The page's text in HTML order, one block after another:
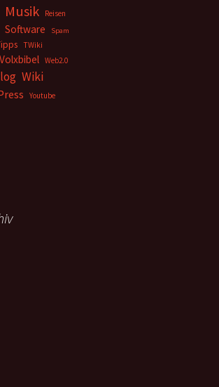
Musik Reisen
Software
Spam
TWiki
Volxbibel Web2.0
Wiki
Youtube